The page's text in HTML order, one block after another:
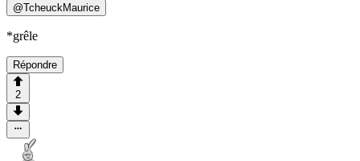
@TcheuckMaurice
*grêle
Répondre
2